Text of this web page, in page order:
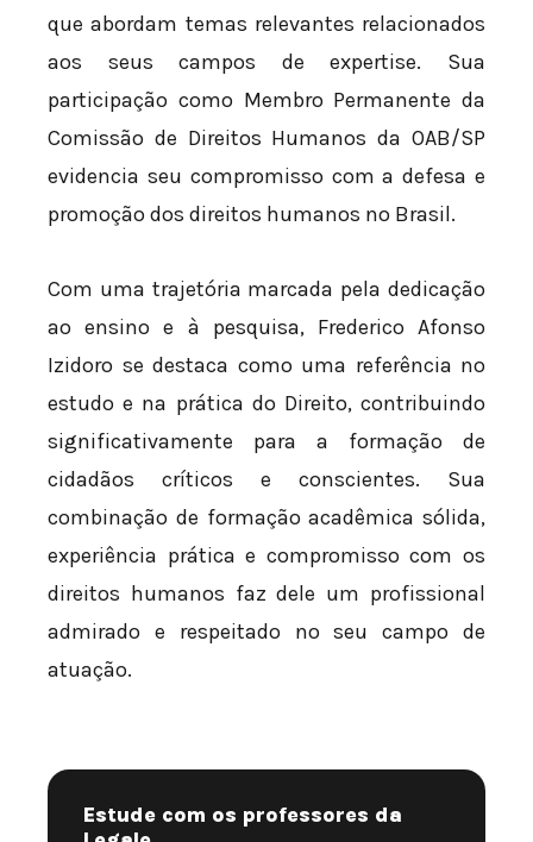
que abordam temas relevantes relacionados
aos seus campos de expertise. Sua
participação como Membro Permanente da
Comissão de Direitos Humanos da OAB/SP
evidencia seu compromisso com a defesa e
promoção dos direitos humanos no Brasil.
Com uma trajetória marcada pela dedicação
ao ensino e à pesquisa, Frederico Afonso
Izidoro se destaca como uma referência no
estudo e na prática do Direito, contribuindo
significativamente para a formação de
cidadãos críticos e conscientes. Sua
combinação de formação acadêmica sólida,
experiência prática e compromisso com os
direitos humanos faz dele um profissional
admirado e respeitado no seu campo de
atuação.
Estude com os professores da